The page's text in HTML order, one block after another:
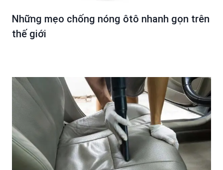
Những mẹo chống nóng ôtô nhanh gọn trên
thế giới